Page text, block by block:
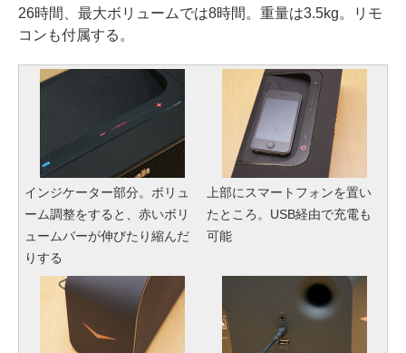
26時間、最大ボリュームでは8時間。重量は3.5kg。リモ
コンも付属する。
インジケーター部分。ボリュ
ーム調整をすると、赤いボリ
ュームバーが伸びたり縮んだ
りする
上部にスマートフォンを置い
たところ。USB経由で充電も
可能